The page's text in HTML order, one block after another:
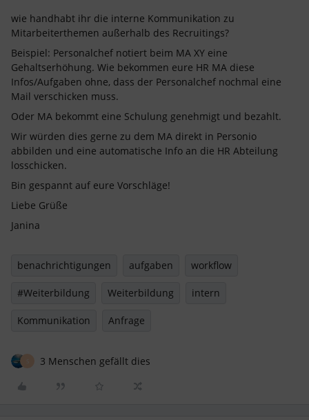
wie handhabt ihr die interne Kommunikation zu
Mitarbeiterthemen außerhalb des Recruitings?
Beispiel: Personalchef notiert beim MA XY eine
Gehaltserhöhung. Wie bekommen eure HR MA diese
Infos/Aufgaben ohne, dass der Personalchef nochmal eine
Mail verschicken muss.
Oder MA bekommt eine Schulung genehmigt und bezahlt.
Wir würden dies gerne zu dem MA direkt in Personio
abbilden und eine automatische Info an die HR Abteilung
losschicken.
Bin gespannt auf eure Vorschläge!
Liebe Grüße
Janina
benachrichtigungen aufgaben workflow
#Weiterbildung Weiterbildung intern
Kommunikation Anfrage
3 Menschen gefällt dies